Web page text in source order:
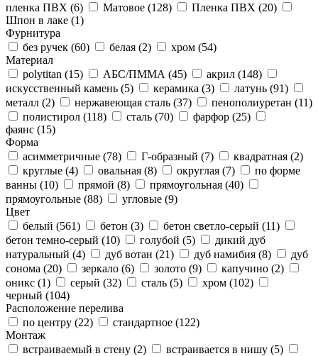
пленка ПВХ (6) Матовое (128) Пленка ПВХ (20)
Шпон в лаке (1)
Фурнитура
без ручек (60) белая (2) хром (54)
Материал
polytitan (15) АБС/ПММА (45) акрил (148)
искусственный камень (5) керамика (3) латунь (91)
металл (2) нержавеющая сталь (37) пенополиуретан (11)
полистирол (118) сталь (70) фарфор (25)
фаянс (15)
Форма
асимметричные (78) Г-образный (7) квадратная (2)
круглые (4) овальная (8) округлая (7)
по форме
ванны (10) прямой (8) прямоугольная (40)
прямоугольные (88) угловые (9)
Цвет
белый (561) бетон (3) бетон светло-серый (11)
бетон темно-серый (10) голубой (5)
дикий дуб
натуральный (4) дуб вотан (21) дуб намибия (8)
дуб
сонома (20) зеркало (6) золото (9) капучино (2)
оникс (1) серый (32) сталь (5) хром (102)
черный (104)
Расположение перелива
по центру (22) стандартное (122)
Монтаж
встраиваемый в стену (2) встраивается в нишу (5)